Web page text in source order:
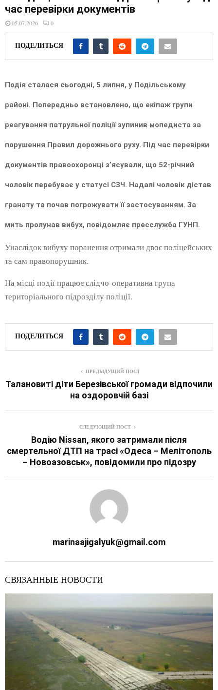
E
N
U
час перевірки документів
05.07.2026 0
ПОДЕЛИТЬСЯ
Подія сталася сьогодні, 5 липня, у Подільському
районі. Попередньо встановлено, що екіпаж групи
реагування патрульної поліції зупинив мопедиста за
порушення Правил дорожнього руху. Під час перевірки
документів правоохоронці з’ясували, що 52-річний
чоловік перебуває у статусі СЗЧ. Надалі чоловік дістав
гранату та почав погрожувати її застосуванням. За
мить пролунав вибух, повідомляє пресслужба ГУНП.
Унаслідок вибуху поранення отримали двоє поліцейських
та сам правопорушник.
На місці події працює слідчо-оперативна група
територіального підрозділу поліції.
ПОДЕЛИТЬСЯ
ПРЕДЫДУЩИЙ ПОСТ
Талановиті діти Березівської громади відпочили
на оздоровчій базі
СЛЕДУЮЩИЙ ПОСТ
Водію Nissan, якого затримали після
смертельної ДТП на трасі «Одеса – Мелітополь
– Новоазовськ», повідомили про підозру
marinaajigalyuk@gmail.com
СВЯЗАННЫЕ НОВОСТИ